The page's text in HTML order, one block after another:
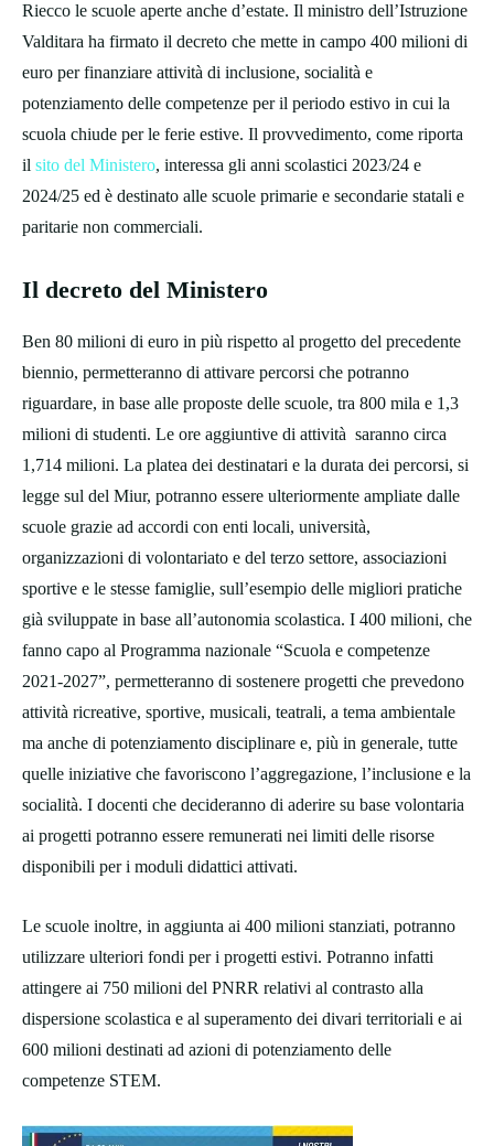
Riecco le scuole aperte anche d’estate. Il ministro dell’Istruzione
Valditara ha firmato il decreto che mette in campo 400 milioni di
euro per finanziare attività di inclusione, socialità e
potenziamento delle competenze per il periodo estivo in cui la
scuola chiude per le ferie estive. Il provvedimento, come riporta
il sito del Ministero, interessa gli anni scolastici 2023/24 e
2024/25 ed è destinato alle scuole primarie e secondarie statali e
paritarie non commerciali.
Il decreto del Ministero
Ben 80 milioni di euro in più rispetto al progetto del precedente
biennio, permetteranno di attivare percorsi che potranno
riguardare, in base alle proposte delle scuole, tra 800 mila e 1,3
milioni di studenti. Le ore aggiuntive di attività saranno circa
1,714 milioni. La platea dei destinatari e la durata dei percorsi, si
legge sul del Miur, potranno essere ulteriormente ampliate dalle
scuole grazie ad accordi con enti locali, università,
organizzazioni di volontariato e del terzo settore, associazioni
sportive e le stesse famiglie, sull’esempio delle migliori pratiche
già sviluppate in base all’autonomia scolastica. I 400 milioni, che
fanno capo al Programma nazionale “Scuola e competenze
2021-2027”, permetteranno di sostenere progetti che prevedono
attività ricreative, sportive, musicali, teatrali, a tema ambientale
ma anche di potenziamento disciplinare e, più in generale, tutte
quelle iniziative che favoriscono l’aggregazione, l’inclusione e la
socialità. I docenti che decideranno di aderire su base volontaria
ai progetti potranno essere remunerati nei limiti delle risorse
disponibili per i moduli didattici attivati.
Le scuole inoltre, in aggiunta ai 400 milioni stanziati, potranno
utilizzare ulteriori fondi per i progetti estivi. Potranno infatti
attingere ai 750 milioni del PNRR relativi al contrasto alla
dispersione scolastica e al superamento dei divari territoriali e ai
600 milioni destinati ad azioni di potenziamento delle
competenze STEM.